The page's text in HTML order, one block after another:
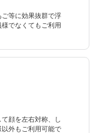
等に効果抜群で浮
でなくてもご利用
顔を左右対称、し
外もご利用可能で